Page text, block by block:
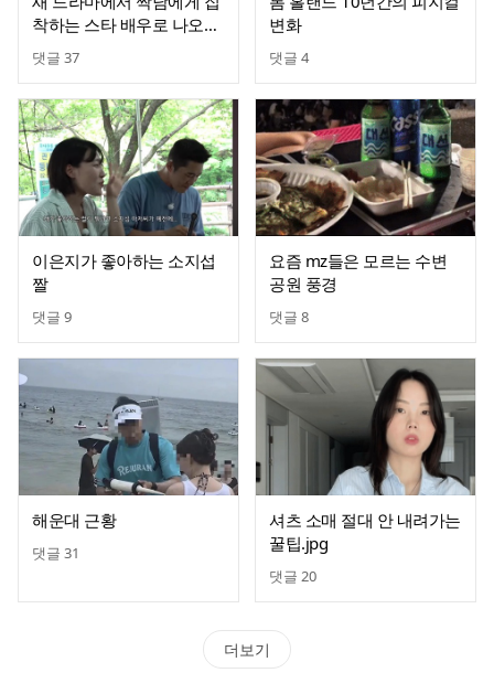
착하는 스타 배우로 나오는
있지 유나
댓글 37
변화
댓글 4
이은지가 좋아하는 소지섭
짤
댓글 9
요즘 mz들은 모르는 수변
공원 풍경
댓글 8
해운대 근황
댓글 31
셔츠 소매 절대 안 내려가는
꿀팁.jpg
댓글 20
더보기